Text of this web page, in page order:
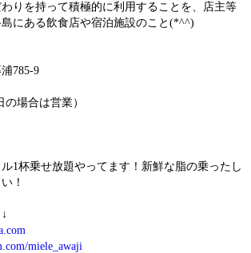
りを持って積極的に利用することを、店主等
にある飲食店や宿泊施設のこと(*^^)
785-9
場合は営業）
1杯乗せ放題やってます！新鮮な脂の乗ったし
！
miele_awaji